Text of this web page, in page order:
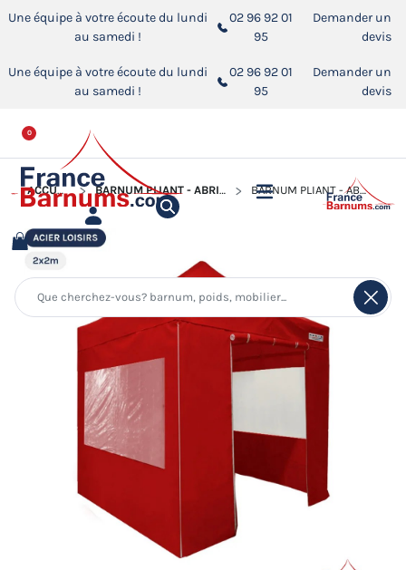
Une équipe à votre écoute du lundi
au samedi !
02 96 92 01
95
Demander un
devis
Une équipe à votre écoute du lundi
au samedi !
02 96 92 01
95
Demander un
devis
0
ACCUEIL BARNUM PLIANT - ABRI PLIABLE ACIER LOISIRS BARNUM PLIANT - ABRI PLIABLE ACIER LOISIRS 2MX2M ROUGE AVEC PACK FENÊTRES